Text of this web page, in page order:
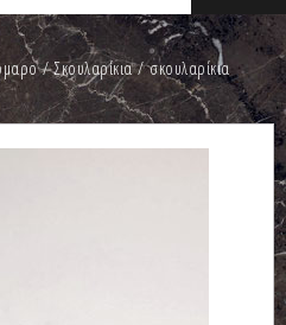
/Σκουλαρίκια/ σκουλαρίκια